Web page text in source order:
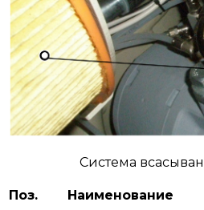
Система
Поз. Наименование